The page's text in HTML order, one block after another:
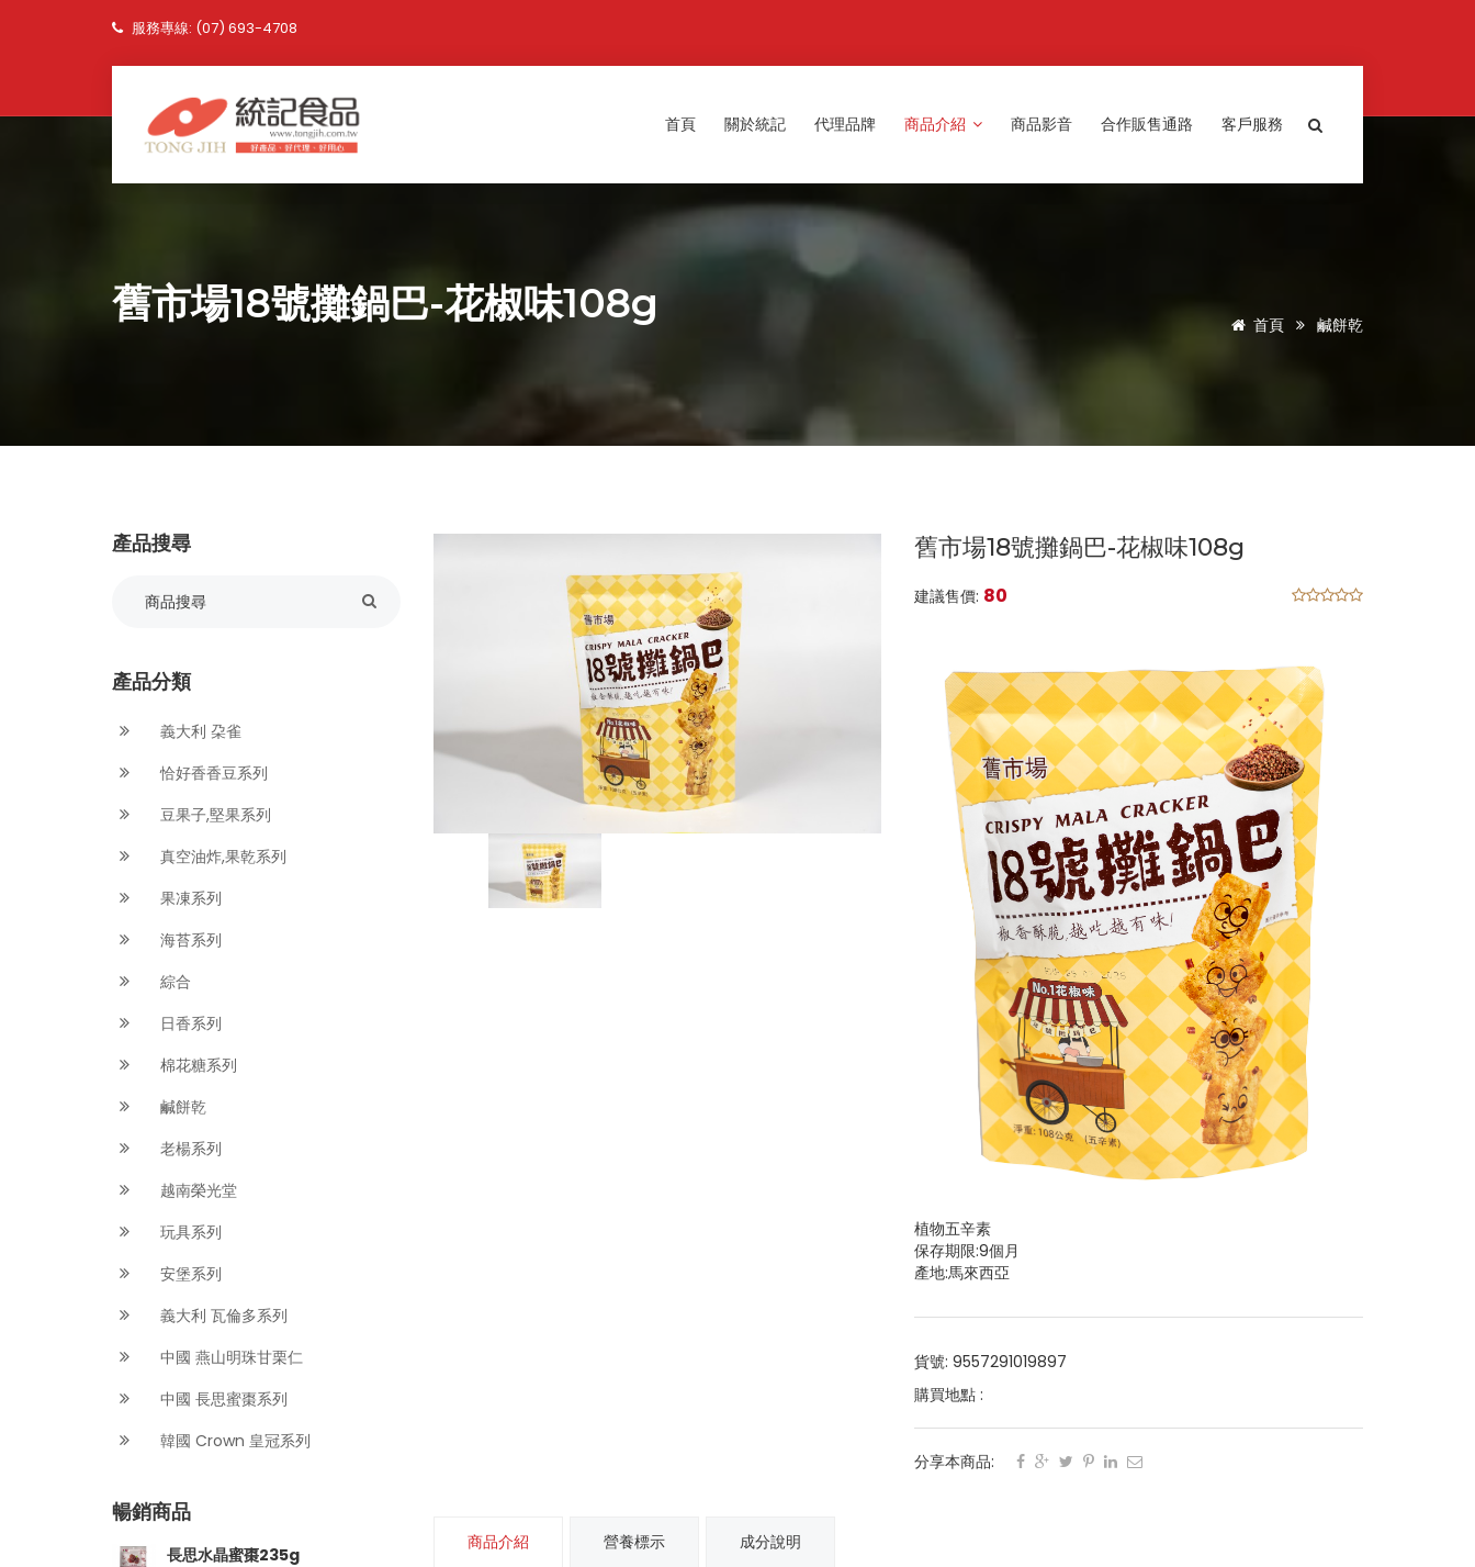
服務專線: (07) 693-4708
首頁 關於統記 代理品牌 商品介紹 商品影音 合作販售通路 客戶服務
舊市場18號攤鍋巴-花椒味108g 首頁 鹹餅乾
產品搜尋
產品分類
義大利 朶雀
恰好香香豆系列
豆果子,堅果系列
真空油炸,果乾系列
果凍系列
海苔系列
綜合
日香系列
棉花糖系列
鹹餅乾
老楊系列
越南榮光堂
玩具系列
安堡系列
義大利 瓦倫多系列
中國 燕山明珠甘栗仁
中國 長思蜜棗系列
韓國 Crown 皇冠系列
暢銷商品
長思水晶蜜棗235g
舊市場18號攤鍋巴-花椒味108g
建議售價: 80
植物五辛素
保存期限:9個月
產地:馬來西亞
貨號: 9557291019897
購買地點 :
分享本商品:
商品介紹 營養標示 成分說明